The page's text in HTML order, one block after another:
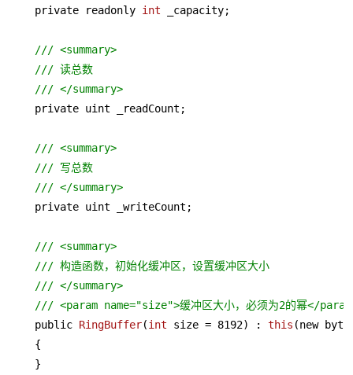
    private readonly
int _capacity;
/// <summary>
/// 读总数
/// </summary>
    private uint _readCount;
/// <summary>
/// 写总数
/// </summary>
    private uint _writeCount;
/// <summary>
/// 构造函数，初始化缓冲区，设置缓冲区大小
/// </summary>
/// <param name="size">缓冲区大小，必须为2的幂</
    public
RingBuffer(int size = 8192) : this (new
    {
    }